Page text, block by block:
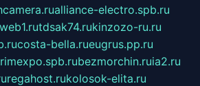
alliance-electro.spb.ru
tdsak74.rukinzozo-ru.ru
costa-bella.rueugrus.pp.ru
bezmorchin.ruia2.ru
regahost.rukolosok-elita.ru